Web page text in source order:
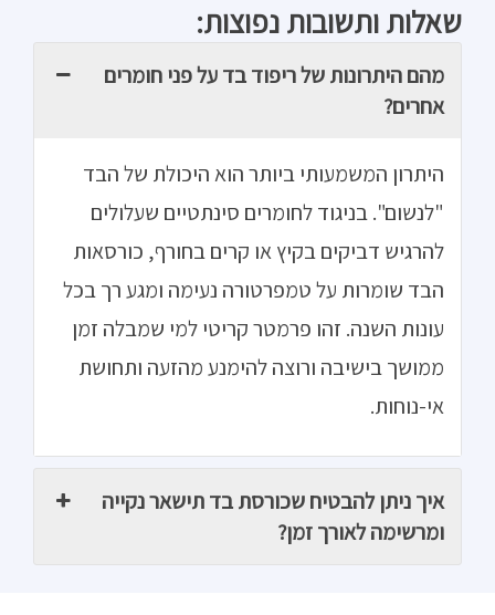
שאלות ותשובות נפוצות:
מהם היתרונות של ריפוד בד על פני חומרים
אחרים?
היתרון המשמעותי ביותר הוא היכולת של הבד
"לנשום". בניגוד לחומרים סינתטיים שעלולים
להרגיש דביקים בקיץ או קרים בחורף, כורסאות
הבד שומרות על טמפרטורה נעימה ומגע רך בכל
עונות השנה. זהו פרמטר קריטי למי שמבלה זמן
ממושך בישיבה ורוצה להימנע מהזעה ותחושת
אי-נוחות.
איך ניתן להבטיח שכורסת בד תישאר נקייה
ומרשימה לאורך זמן?